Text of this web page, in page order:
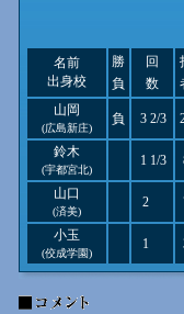
名前
出身校
勝
負
回
数
山岡
(広島新庄)
負 3 2/3
鈴木
(宇都宮北)
1 1/3
山口
(済美)
2
小玉
(佼成学園)
1